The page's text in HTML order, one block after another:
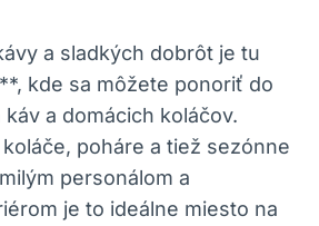
a sladkých dobrôt je tu
kde sa môžete ponoriť do
a domácich koláčov.
poháre a tiež sezónne
personálom a
je to ideálne miesto na